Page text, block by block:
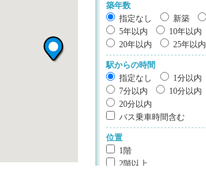
築年数
指定なし
新築
5年以内
10年以内
20年以内
25年以内
駅からの時間
指定なし
1分以内
7分以内
10分以内
20分以内
バス乗車時間含む
位置
1階
2階以上